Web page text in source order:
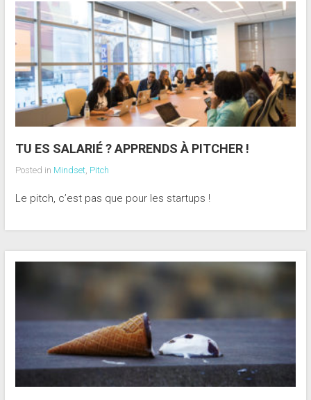
TU ES SALARIÉ ? APPRENDS À PITCHER !
Posted in Mindset, Pitch
Le pitch, c’est pas que pour les startups !